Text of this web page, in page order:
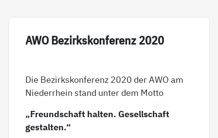
AWO Be­zirks­kon­fe­renz 2020
Die Bezirkskonferenz 2020 der AWO am
Niederrhein stand unter dem Motto
„Freundschaft halten. Gesellschaft
gestalten.“